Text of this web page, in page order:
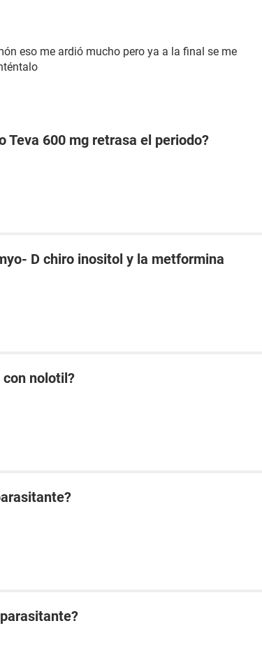
eso me ardió mucho pero ya a la final se me
Teva 600 mg retrasa el periodo?
D chiro inositol y la metformina
nolotil?